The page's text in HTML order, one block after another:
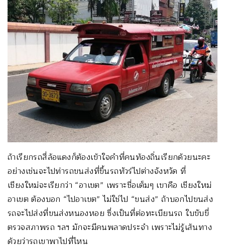
ถ้าเรียกรถสี่ล้อแดงก็ต้องเข้าใจคำที่คนท้องถิ่นเรียกด้วยนะคะ
อย่างเช่นจะไปท่ารถขนส่งที่ขึ้นรถทัวร์ไปต่างจังหวัด ที่
เชียงใหม่จะเรียกว่า “อาเขต” เพราะชื่อเต็มๆ เขาคือ เชียงใหม่
อาเขต ต้องบอก “ไปอาเขต” ไม่ใช่ไป “ขนส่ง” ถ้าบอกไปขนส่ง
รถจะไปส่งที่ขนส่งหนองหอย ซึ่งเป็นที่ต่อทะเบียนรถ ใบขับขี่
ตรวจสภาพรถ ฯลฯ มักจะมีคนพลาดประจำ เพราะไม่รู้เส้นทาง
ด้วยว่ารถเขาพาไปที่ไหน